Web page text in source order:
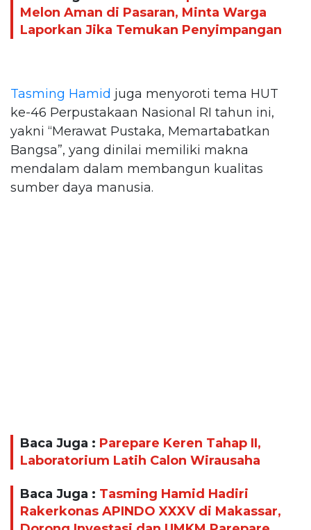
Melon Aman di Pasaran, Minta Warga
Laporkan Jika Temukan Penyimpangan
Tasming Hamid juga menyoroti tema HUT
ke-46 Perpustakaan Nasional RI tahun ini,
yakni “Merawat Pustaka, Memartabatkan
Bangsa”, yang dinilai memiliki makna
mendalam dalam membangun kualitas
sumber daya manusia.
Baca Juga : Parepare Keren Tahap II,
Laboratorium Latih Calon Wirausaha
Baca Juga : Tasming Hamid Hadiri
Rakerkonas APINDO XXXV di Makassar,